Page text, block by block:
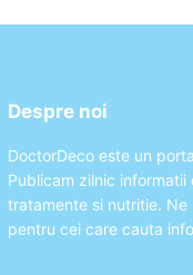
Despre noi
DoctorDeco este un
Publicam zilnic
tratamente si nutritie.
pentru cei care cauta